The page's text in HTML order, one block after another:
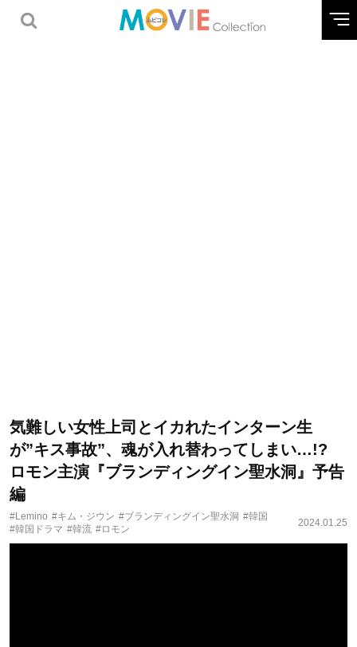
気難しい女性上司とイカれたインターン生
が”キス事故”、魂が入れ替わってしまい…!?
ロモン主演『ブランディングイン聖水洞』予告
編
#Lemino #キム・ジウン #ブランディングイン聖水洞 #韓国
#韓国ドラマ #韓流 #ロモン
2024.01.25